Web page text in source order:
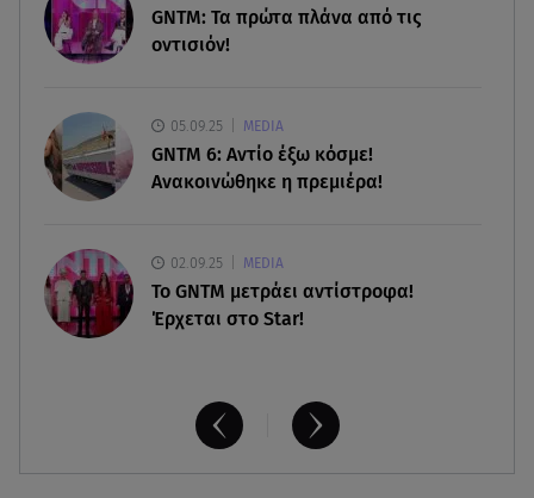
αισθήσεις του ηλικιωμένος από πηγάδι
δηλητηρίασαν δύο δέντρα
GNTM: Τα πρώτα πλάνα από τις
οντισιόν!
05.09.25 MEDIA
GNTM 6: Αντίο έξω κόσμε!
Ανακοινώθηκε η πρεμιέρα!
02.09.25 MEDIA
Το GNTM μετράει αντίστροφα!
Έρχεται στο Star!